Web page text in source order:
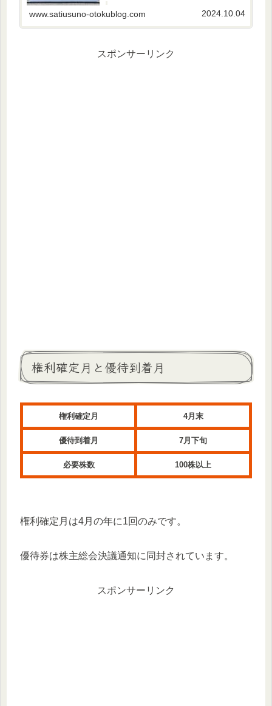
パニー等と「RNA共創コンソーシアム」を設立
｢RNA共創コンソー...
www.satiusuno-otokublog.com 2024.10.04
スポンサーリンク
権利確定月と優待到着月
権利確定月 4月末
優待到着月 7月下旬
必要株数 100株以上
権利確定月は4月の年に1回のみです。
優待券は株主総会決議通知に同封されています。
スポンサーリンク